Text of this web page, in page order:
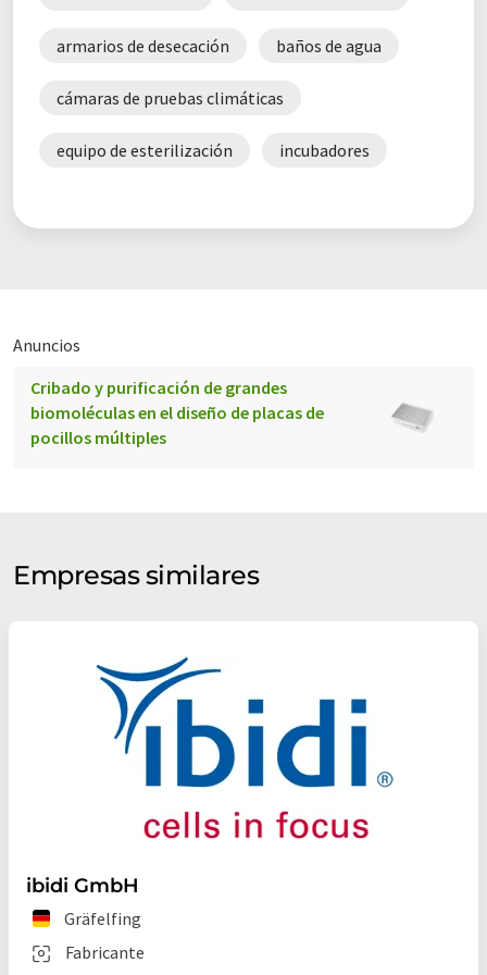
armarios de desecación baños de agua
cámaras de pruebas climáticas
equipo de esterilización incubadores
Anuncios
Cribado y purificación de grandes
biomoléculas en el diseño de placas de
pocillos múltiples
Empresas similares
ibidi GmbH
Gräfelfing
Fabricante